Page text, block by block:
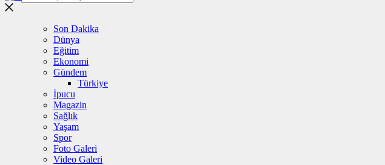
Son Dakika
Dünya
Eğitim
Ekonomi
Gündem
Türkiye
İpucu
Magazin
Sağlık
Yaşam
Spor
Foto Galeri
Video Galeri